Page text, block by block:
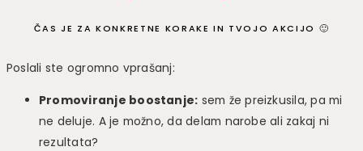
ČAS JE ZA KONKRETNE KORAKE IN TVOJO AKCIJO 🙂
Poslali ste ogromno vprašanj:
Promoviranje boostanje: sem že preizkusila, pa mi
ne deluje. A je možno, da delam narobe ali zakaj ni
rezultata?